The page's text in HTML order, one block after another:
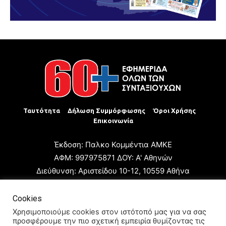
Ταυτότητα Δήλωση Συμμόρφωσης
Όροι Χρήσης
Επικοινωνία
Έκδοση: Παλκο Κομμέντια ΑΜΚΕ
ΑΦΜ: 997975871 ΔΟΥ: Α' Αθηνών
Διεύθυνση: Αριστείδου 10-12, 10559 Αθήνα
Ιδιοκτήτης: Παλκο Κομμέντια ΑΜΚΕ
Διευθυντής: Ιωάννης Παπαγεωργίου
Cookies
Χρησιμοποιούμε cookies στον ιστότοπό μας για να σας
προσφέρουμε την πιο σχετική εμπειρία θυμίζοντας τις